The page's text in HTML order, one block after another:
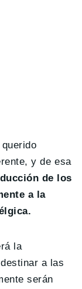
y de esa
de los
a la
la
a las
serán